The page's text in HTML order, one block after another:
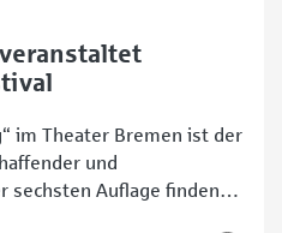
im Theater Bremen ist der
und
sechsten Auflage finden